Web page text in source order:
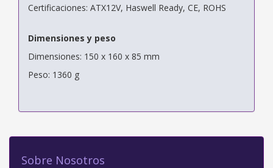
Certificaciones: ATX12V, Haswell Ready, CE, ROHS
Dimensiones y peso
Dimensiones: 150 x 160 x 85 mm
Peso: 1360 g
Sobre Nosotros